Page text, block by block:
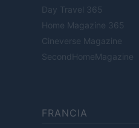
Day Travel 365
Home Magazine 365
Cineverse Magazine
SecondHomeMagazine
FRANCIA